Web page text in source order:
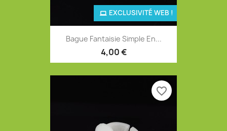
Bague Fantaisie Simple En...
4,00 €
EXCLUSIVITÉ WEB !
favorite_border